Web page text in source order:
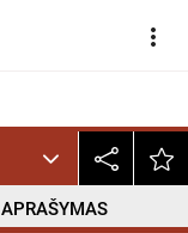
more_vert
APRAŠYMAS